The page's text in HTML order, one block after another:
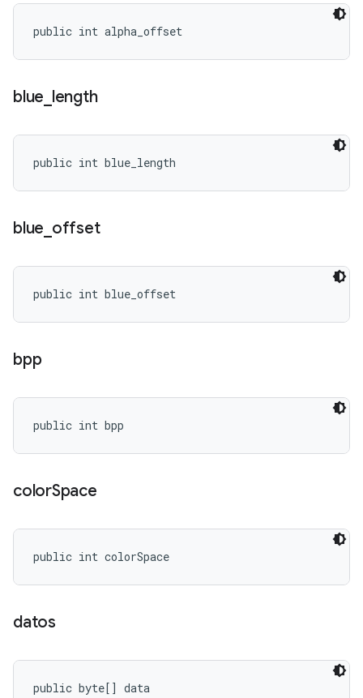
public int alpha_offset
blue length
public int blue_length
blue offset
public int blue_offset
bpp
public int bpp
colorSpace
public int colorSpace
datos
public byte[] data